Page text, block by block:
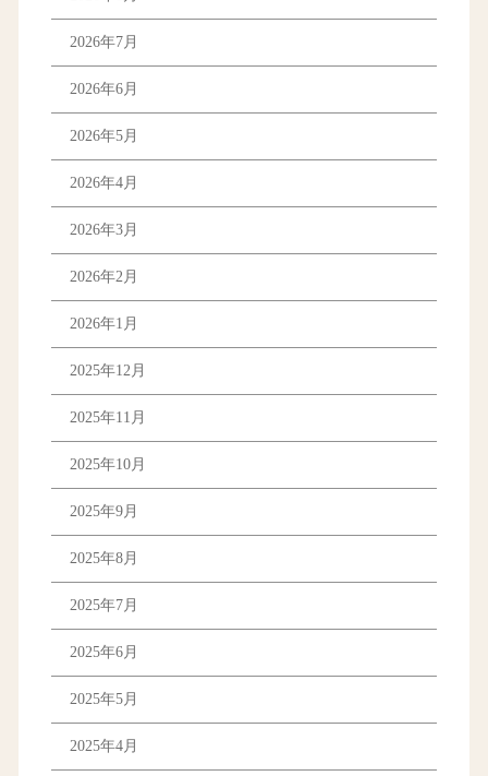
2026年7月
2026年6月
2026年5月
2026年4月
2026年3月
2026年2月
2026年1月
2025年12月
2025年11月
2025年10月
2025年9月
2025年8月
2025年7月
2025年6月
2025年5月
2025年4月